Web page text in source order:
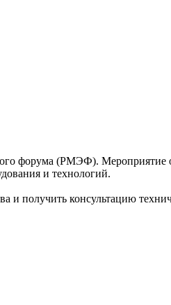
форума (РМЭФ). Мероприятие
и технологий.
и получить консультацию